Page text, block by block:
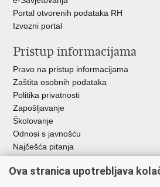
Portal otvorenih podataka RH
Izvozni portal
Pristup informacijama
Pravo na pristup informacijama
Zaštita osobnih podataka
Politika privatnosti
Zapošljavanje
Školovanje
Odnosi s javnošću
Najčešća pitanja
Važne poveznice
Ova stranica upotrebljava